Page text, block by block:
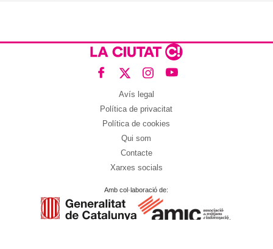
Avís legal
Política de privacitat
Política de cookies
Qui som
Contacte
Xarxes socials
Amb col·laboració de: